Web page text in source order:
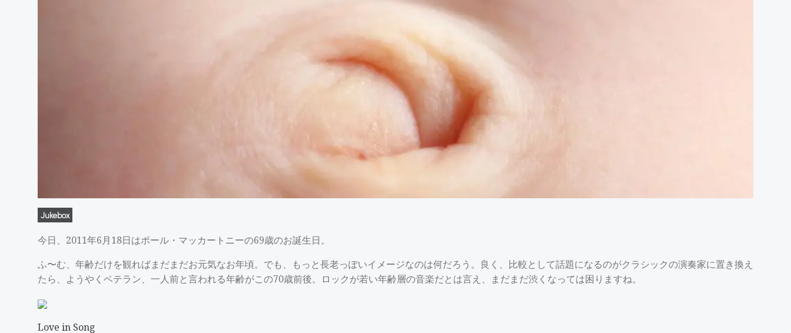
Jukebox
今日、2011年6月18日はポール・マッカートニーの69歳のお誕生日。
ふ〜む、年齢だけを観ればまだまだお元気なお年頃。でも、もっと長老っぽいイメージなのは何だろう。良く、比較として話題になるのがクラシックの演奏家に置き換え
たら、ようやくベテラン、一人前と言われる年齢がこの70歳前後。ロックが若い年齢層の音楽だとは言え、まだまだ渋くなっては困りますね。
Love in Song